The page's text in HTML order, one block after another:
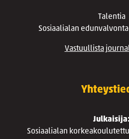
Talentia
Sosiaalialan
Vastuullista
Sosiaalialan